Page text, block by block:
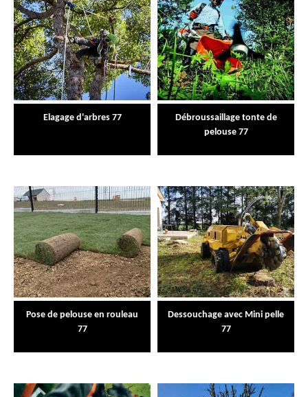
Elagage d'arbres 77
Débroussaillage tonte de
pelouse 77
Pose de pelouse en rouleau
77
Dessouchage avec Mini pelle
77